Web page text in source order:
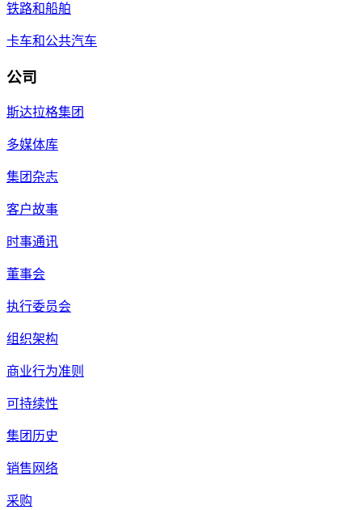
铁路和船舶
卡车和公共汽车
公司
斯达拉格集团
多媒体库
集团杂志
客户故事
时事通讯
董事会
执行委员会
组织架构
商业行为准则
可持续性
集团历史
销售网络
采购